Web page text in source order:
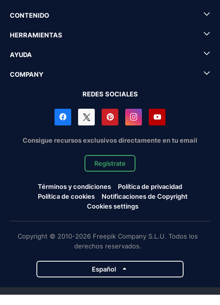
CONTENIDO
HERRAMIENTAS
AYUDA
COMPANY
REDES SOCIALES
Consigue recursos exclusivos directamente en tu email
Regístrate
Términos y condiciones
Política de privacidad
Política de cookies
Notificaciones de Copyright
Cookies settings
Copyright © 2010-2026 Freepik Company S.L.U. Todos los
derechos reservados.
Español